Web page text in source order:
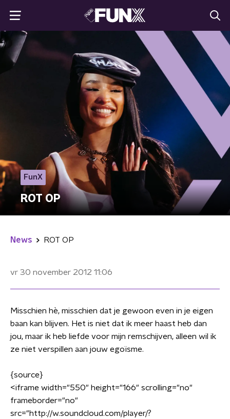
FunX
ROT OP
News ROT OP
vr 30 november 2012 11:06
Misschien hè, misschien dat je gewoon even in je eigen
baan kan blijven. Het is niet dat ik meer haast heb dan
jou, maar ik heb liefde voor mijn remschijven, alleen wil ik
ze niet verspillen aan jouw egoïsme.
{source}
<iframe width="550" height="166" scrolling="no"
frameborder="no"
src="http://w.soundcloud.com/player/?